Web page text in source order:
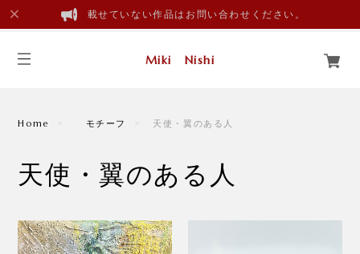
載せていない作品はお問い合わせください。
Miki Nishi
Home モチーフ 天使・翼のある人
天使・翼のある人